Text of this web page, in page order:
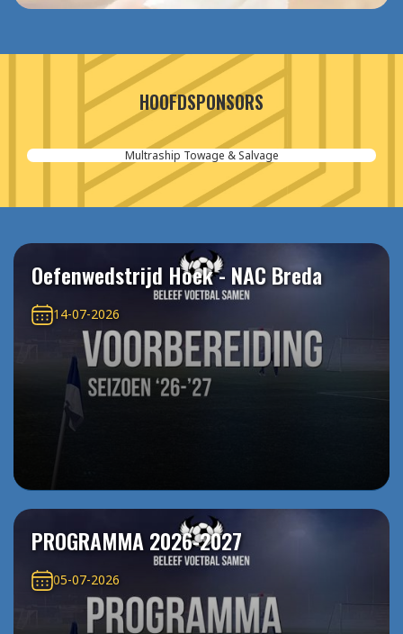
HOOFDSPONSORS
Multraship Towage & Salvage
Oefenwedstrijd Hoek - NAC Breda
14-07-2026
PROGRAMMA 2026-2027
05-07-2026